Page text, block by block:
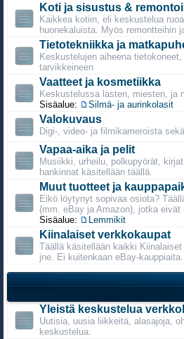
Koti ja sisustus &
Kaikkea kotiin, eli keskustelua
huonekaluista. Myös remontteihin
Tietotekniikka ja
Keskustelujen aiheena
tarvikkeineen
Vaatteet ja kosmetiikka
Keskustelussa lasten, miesten, ja
Sisäalue:
Silmä- ja aurinkolasit
Valokuvaus
Digi-, video- ja filmikameroista
Vapaa-aika ja pelit
Musiikki, urheilu, polkupyörät,
hankinnat käsitellään täällä.
Muut tuotteet ja
Eikö löytynyt sopivaa osiota?
(mm. eBay ja Amazon), jotka eivät
Sisäalue:
Lemmikit
Kiinalaiset verkkokaupat
Täällä käsitellään kaikki
jne. Ei kuitenkaan eBay-kauppiaita.
Yleistä keskustelua
Uutisia, uusia liikkeitä, alasajoja,
keskustelua.